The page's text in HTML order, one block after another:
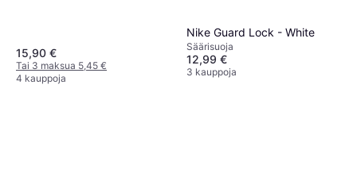
15,90 €
Tai 3 maksua 5,45 €
4 kauppoja
Nike Guard Lock - White
Säärisuoja
12,99 €
3 kauppoja